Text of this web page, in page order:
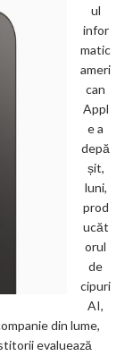
ul
infor
matic
ameri
can
Appl
e a
depă
șit,
luni,
prod
ucăt
orul
de
cipuri
AI,
din lume,
evaluează